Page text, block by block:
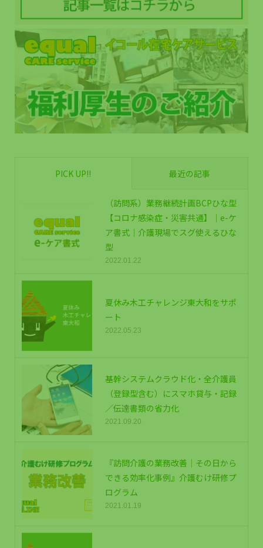
PICK UP!! 最近の記事
（訪問系）業務継続計画BCPひな型
【コロナ感染症・災害共通】｜e-ケ
ア書式｜介護現場でスグ使えるひな
型
2022.01.22
夏休み木工チャレンジ東大和をサポ
ート
2022.05.23
基幹システムクラウド化・全介護員
（登録型含む）にスマホ貸与・記録
／伝達書類の省力化
2021.09.20
『訪問介護の業務改善｜その日から
できる効率化事例』介護むけ研修プ
ログラム
2021.01.19